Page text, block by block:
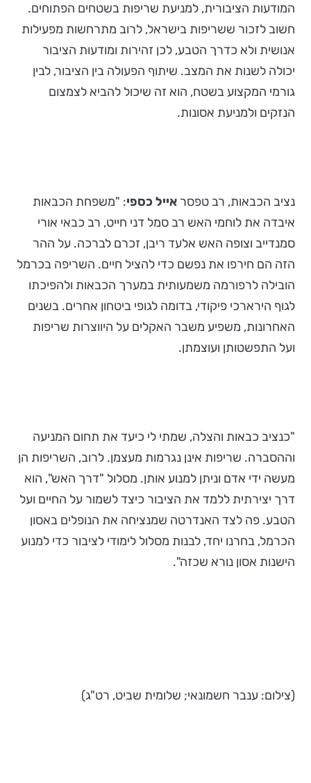
המודעות הציבורית, למניעת שריפות בשטחים הפתוחים.
חשוב לזכור ששריפות בישראל, לרוב מתרחשות מפעילות
אנושית ולא כדרך הטבע, לכן זהירות ומודעות הציבור
יכולה לשנות את המצב. שיתוף הפעולה בין הציבור, לבין
גורמי המקצוע בשטח, הוא זה שיכול להביא לצמצום
הנזקים ולמניעת אסונות.
נציב הכבאות, רב טפסר אייל כספי: "משפחת הכבאות
איבדה את לוחמי האש רב סמל דני חייט, רב כבאי אורי
סמנדייב וצופה האש אלעד ריבן, זכרם לברכה. על ההר
הזה הם חירפו את נפשם כדי להציל חיים. השריפה בכרמל
הובילה לרפורמה משמעותית במערך הכבאות ולהפיכתו
לגוף הירארכי פיקודי, בדומה לגופי ביטחון אחרים. בשנים
האחרונות, משפיע משבר האקלים על היווצרות שריפות
ועל התפשטותן ועוצמתן.
"כנציב כבאות והצלה, שמתי לי כיעד את תחום המניעה
וההסברה. שריפות אינן נגרמות מעצמן. לרוב, השריפות הן
מעשה ידי אדם וניתן למנוע אותן. מסלול "דרך האש", הוא
דרך יצירתית ללמד את הציבור כיצד לשמור על החיים ועל
הטבע. פה לצד האנדרטה שמנציחה את הנופלים באסון
הכרמל, בחרנו יחד, לבנות מסלול לימודי לציבור כדי למנוע
הישנות אסון נורא שכזה".
(צילום: ענבר חשמונאי; שלומית שביט, רט"ג)